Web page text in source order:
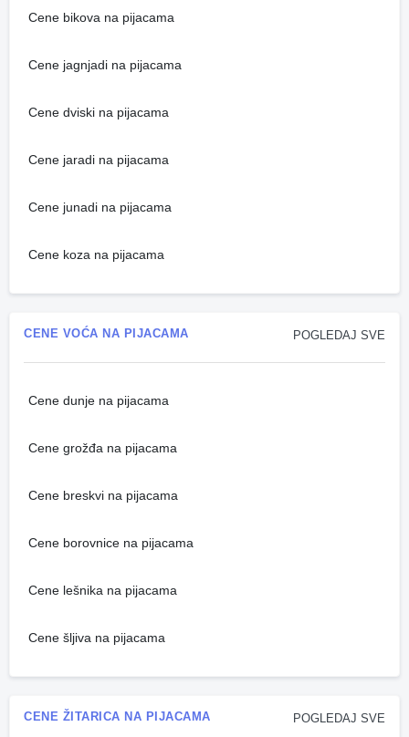
Cene bikova na pijacama
Cene jagnjadi na pijacama
Cene dviski na pijacama
Cene jaradi na pijacama
Cene junadi na pijacama
Cene koza na pijacama
POGLEDAJ SVE
CENE VOĆA NA PIJACAMA
Cene dunje na pijacama
Cene grožđa na pijacama
Cene breskvi na pijacama
Cene borovnice na pijacama
Cene lešnika na pijacama
Cene šljiva na pijacama
POGLEDAJ SVE
CENE ŽITARICA NA PIJACAMA